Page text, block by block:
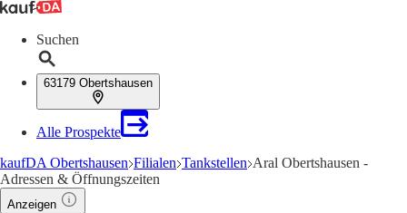
Suchen
63179 Obertshausen
Alle Prospekte
kaufDA Obertshausen Filialen Tankstellen Aral Obertshausen -
Adressen & Öffnungszeiten
Anzeigen